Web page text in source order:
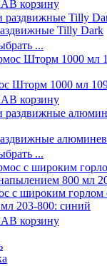
В корзину
Tilly Dark
...
Шторм 1000 мл
В корзину
...
с широким горлом
203-800: синий
В корзину